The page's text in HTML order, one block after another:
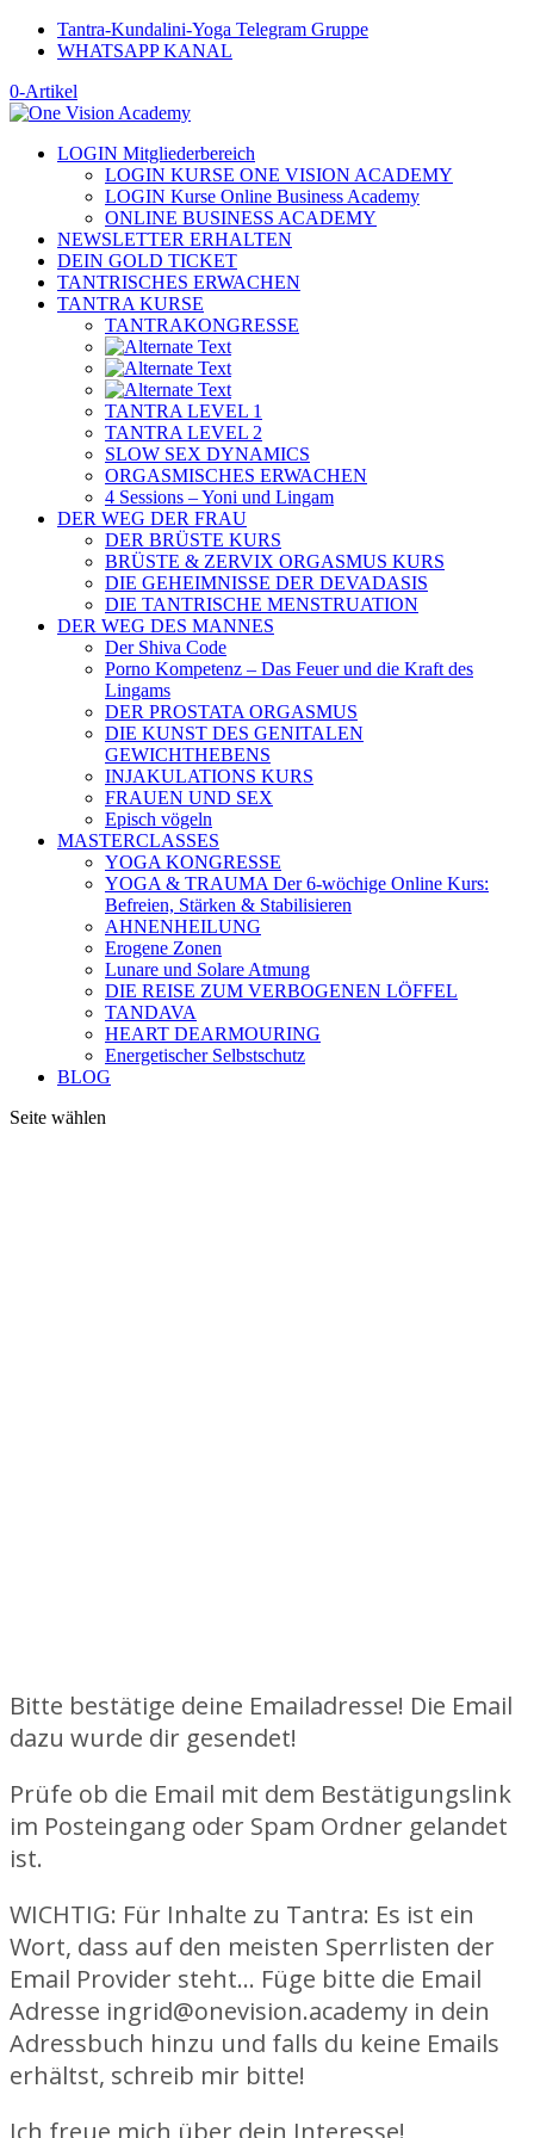
Tantra-Kundalini-Yoga Telegram Gruppe
WHATSAPP KANAL
0-Artikel
LOGIN Mitgliederbereich
LOGIN KURSE ONE VISION ACADEMY
LOGIN Kurse Online Business Academy
ONLINE BUSINESS ACADEMY
NEWSLETTER ERHALTEN
DEIN GOLD TICKET
TANTRISCHES ERWACHEN
TANTRA KURSE
TANTRAKONGRESSE
TANTRA LEVEL 1
TANTRA LEVEL 2
SLOW SEX DYNAMICS
ORGASMISCHES ERWACHEN
4 Sessions – Yoni und Lingam
DER WEG DER FRAU
DER BRÜSTE KURS
BRÜSTE & ZERVIX ORGASMUS KURS
DIE GEHEIMNISSE DER DEVADASIS
DIE TANTRISCHE MENSTRUATION
DER WEG DES MANNES
Der Shiva Code
Porno Kompetenz – Das Feuer und die Kraft des
Lingams
DER PROSTATA ORGASMUS
DIE KUNST DES GENITALEN
GEWICHTHEBENS
INJAKULATIONS KURS
FRAUEN UND SEX
Episch vögeln
MASTERCLASSES
YOGA KONGRESSE
YOGA & TRAUMA Der 6‑wöchige Online Kurs:
Befreien, Stärken & Stabilisieren
AHNENHEILUNG
Erogene Zonen
Lunare und Solare Atmung
DIE REISE ZUM VERBOGENEN LÖFFEL
TANDAVA
HEART DEARMOURING
Energetischer Selbstschutz
BLOG
Seite wählen
Bitte bestätige deine Emailadresse! Die Email
dazu wurde dir gesendet!
Prüfe ob die Email mit dem Bestätigungslink
im Posteingang oder Spam Ordner gelandet
ist.
WICHTIG: Für Inhalte zu Tantra: Es ist ein
Wort, dass auf den meisten Sperrlisten der
Email Provider steht… Füge bitte die Email
Adresse ingrid@onevision.academy in dein
Adressbuch hinzu und falls du keine Emails
erhältst, schreib mir bitte!
Ich freue mich über dein Interesse!